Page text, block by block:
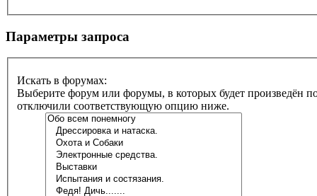
Параметры запроса
Искать в форумах:
Выберите форум или форумы, в которых будет произведён
отключили соответствующую опцию ниже.